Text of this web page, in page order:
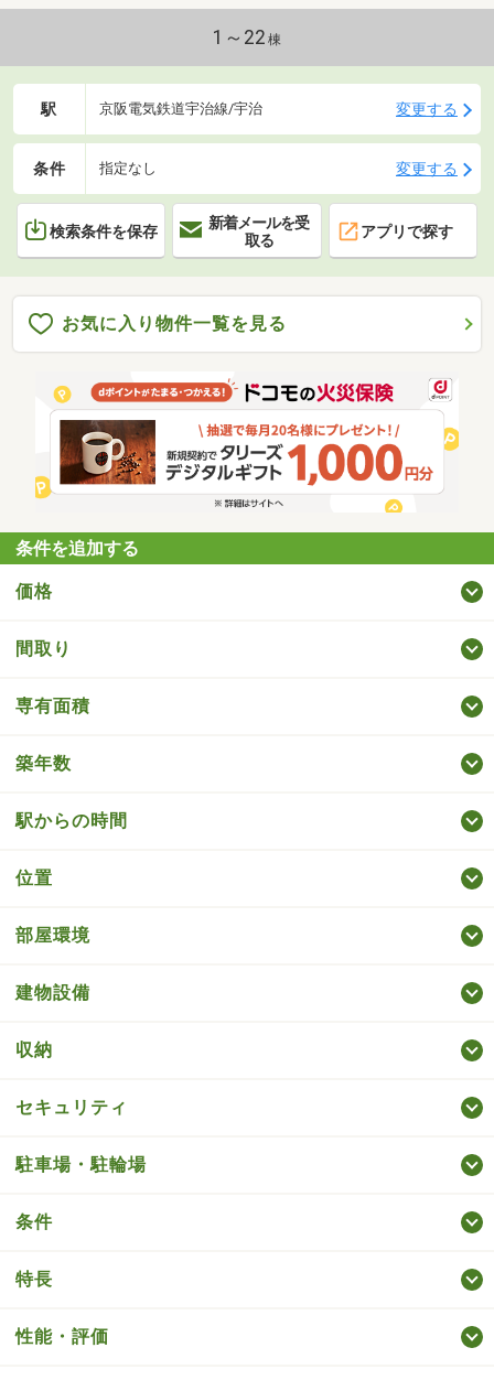
新調済み（２０２６．４）◇水曜日も営業しておりま
す(^^)/◇店舗前に駐車場あり！ ご自宅・最寄り駅ま
での送迎も承っております♪◇キッズスペースあ
1～22 棟
駅 京阪電気鉄道宇治線/宇治 変更する
条件 指定なし 変更する
検索条件を保存
新着メールを受
取る
アプリで探す
お気に入り物件一覧を見る
条件を追加する
価格
間取り
専有面積
築年数
駅からの時間
位置
部屋環境
建物設備
収納
セキュリティ
駐車場・駐輪場
条件
特長
性能・評価